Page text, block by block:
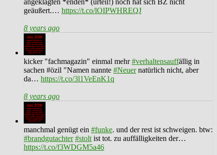
geäußert.… https://t.co/lOIPWHREQJ
8 years ago
kicker "fachmagazin" einmal mehr#verhaltensauffällig in
sachen #özil "Namen nannte #Neuernatürlich nicht, aber
da… https://t.co/3l1VeEnK1q
8 years ago
manchmal genügt ein #funke. und der rest ist schweigen. btw:
#brandgutachter #stolt ist tot. zu auffälligkeiten der…
https://t.co/f3WDGM5a46